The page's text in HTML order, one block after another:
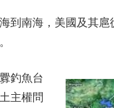
到南海，美國及其
釣魚台
主權問